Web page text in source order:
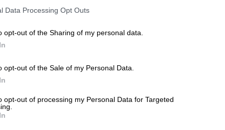
Data Processing Opt Outs
opt-out of the Sharing of my personal data.
opt-out of the Sale of my Personal Data.
opt-out of processing my Personal Data for Targeted
το ΕΘΝΟΣ στη Google
Χάικο Μάας, θα έχει την Τρίτη,
καθώς, σύμφωνα με το γερμανικό
για τηνΤουρκίατην Τετάρτη, όπως